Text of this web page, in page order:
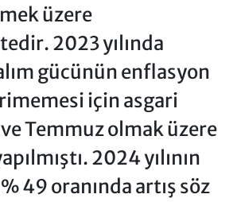
üzere
2023 yılında
gücünün enflasyon
için asgari
Temmuz olmak üzere
2024 yılının
49 oranında artış söz